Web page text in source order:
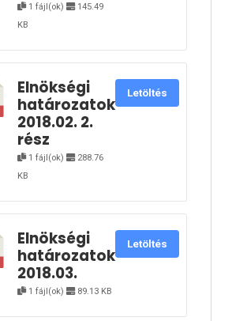
1 fájl(ok)
145.49
KB
Elnökségi
határozatok
2018.02. 2.
rész
1 fájl(ok)
288.76
KB
Letöltés
Elnökségi
határozatok
2018.03.
1 fájl(ok) 89.13 KB
Letöltés